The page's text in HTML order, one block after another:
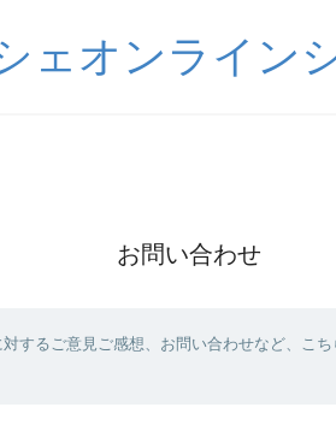
ェオンライン
お問い合わせ
するご意見ご感想、お問い合わせなど、こ